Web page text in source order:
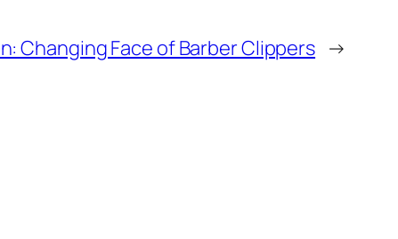
Changing Face of Barber Clippers →